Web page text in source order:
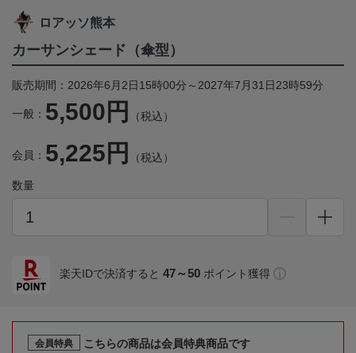
ロアッソ熊本
カーサンシェード（傘型）
販売期間：2026年6月2日15時00分～2027年7月31日23時59分
一般： 5,500円 （税込）
会員： 5,225円 （税込）
数量
楽天IDで決済すると 47～50 ポイント獲得
会員特典
こちらの商品は会員特典商品です